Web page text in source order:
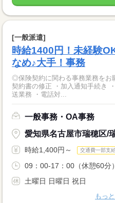
[一般派遣]
時給1400円！未経験
なめ♪大手！事務
◎保険契約に関わる事務業務をお願いします ・書類
契約書の修正 ・加入通知手続き
送業務 ・電話対...
一般事務・OA事務
愛知県名古屋市瑞穂区/
時給1,400円～ 交通費一部支
09：00-17：00（休憩60分
土曜日 日曜日 祝日
もっ